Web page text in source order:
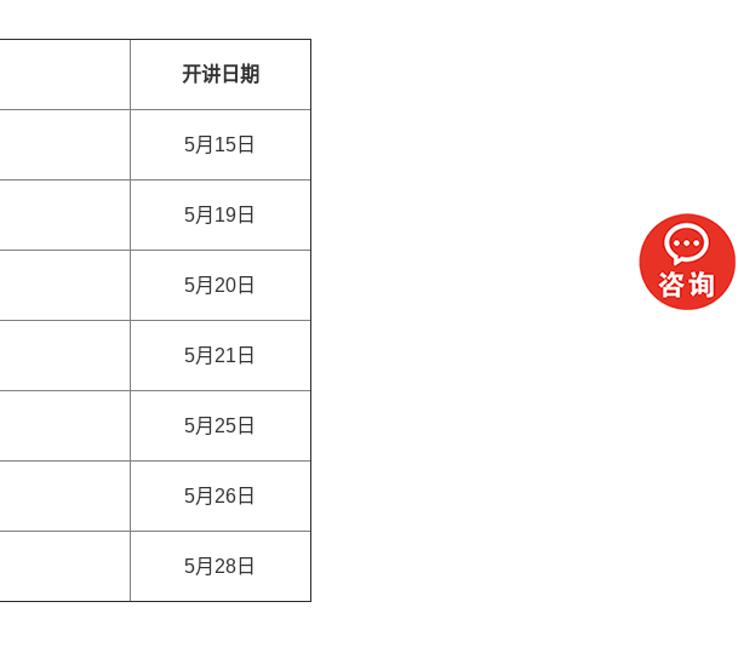
开讲日期
5月15日
5月19日
5月20日
5月21日
5月25日
5月26日
5月28日